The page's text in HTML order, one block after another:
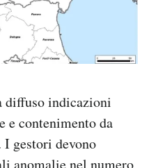
diffuso indicazioni
e contenimento da
gestori devono
anomalie nel numero